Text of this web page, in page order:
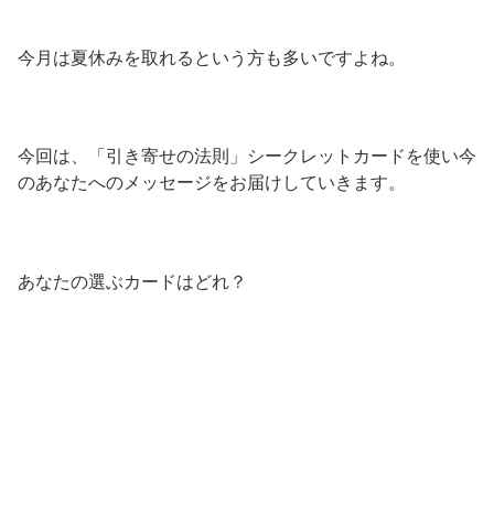
今月は夏休みを取れるという方も多いですよね。
今回は、「引き寄せの法則」シークレットカードを使い今
のあなたへのメッセージをお届けしていきます。
あなたの選ぶカードはどれ？